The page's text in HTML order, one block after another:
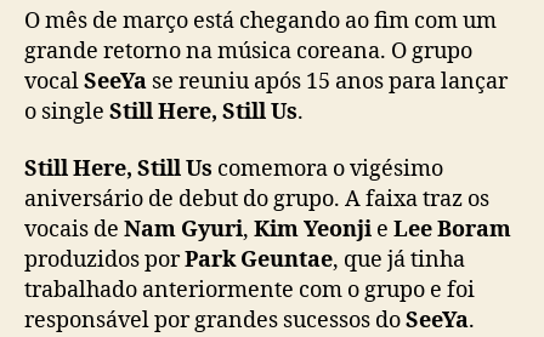
l
l
U
S
e
e
Y
a
r
O mês de março está chegando ao fim com um
grande retorno na música coreana. O grupo
vocalSeeYa se reuniu após 15 anos para lançar
o single Still Here, Still Us.
Still Here, Still Us comemora o vigésimo
aniversário de debut do grupo. A faixa traz os
vocais de Nam Gyuri, Kim Yeonji e Lee Boram
produzidos porPark Geuntae, que já tinha
trabalhado anteriormente com o grupo e foi
responsável por grandes sucessos doSeeYa.